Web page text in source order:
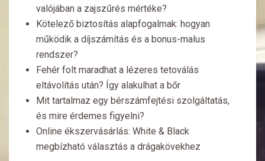
valójában a zajszűrés mértéke?
Kötelező biztosítás alapfogalmak: hogyan
működik a díjszámítás és a bonus-malus
rendszer?
Fehér folt maradhat a lézeres tetoválás
eltávolítás után? Így alakulhat a bőr
Mit tartalmaz egy bérszámfejtési szolgáltatás,
és mire érdemes figyelni?
Online ékszervásárlás: White & Black
megbízható választás a drágakövekhez